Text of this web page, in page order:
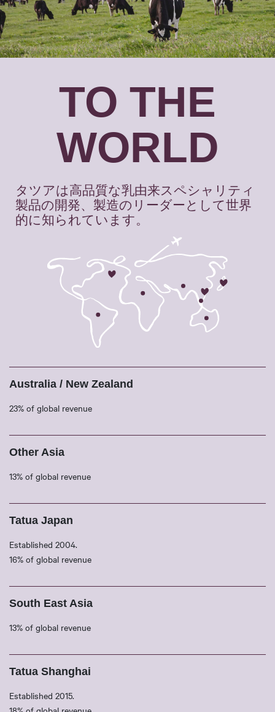
TO THE
WORLD
タツアは高品質な乳由来スペシャリティ
製品の開発、製造のリーダーとして世界
的に知られています。
Australia / New Zealand
23% of global revenue
Other Asia
13% of global revenue
Tatua Japan
Established 2004.
16% of global revenue
South East Asia
13% of global revenue
Tatua Shanghai
Established 2015.